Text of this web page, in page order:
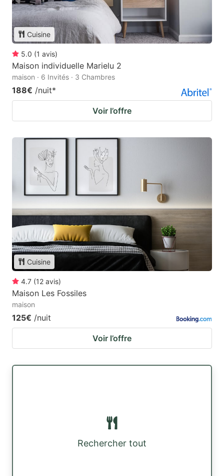
Cuisine
5.0 (1 avis)
Maison individuelle Marielu 2
maison · 6 Invités · 3 Chambres
188€ /nuit*
Voir l’offre
Cuisine
4.7 (12 avis)
Maison Les Fossiles
maison
125€ /nuit
Voir l’offre
Rechercher tout